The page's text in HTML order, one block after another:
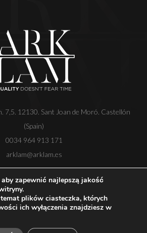
7,5. 12130. Sant Joan de Moró. Castellón
(Spain)
0034 964 913 171
arklam@arklam.es
prawna
Polityka prywatności
zapewnić najlepszą jakość
plików ciasteczka, których
ich wyłączenia znajdziesz w